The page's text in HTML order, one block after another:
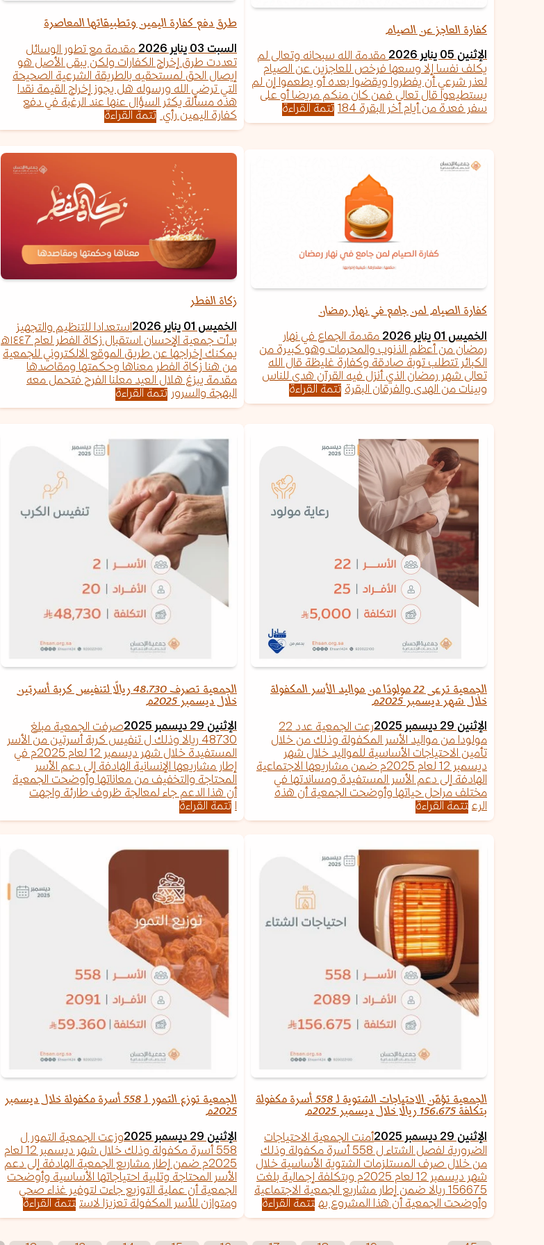
كفارة العاجز عن الصيام
الإثنين 05 يناير 2026
مقدمة الله سبحانه وتعالى لم
يكلف نفسا إلا وسعها فرخص للعاجزين عن الصيام
لعذر شرعي أن يفطروا ويقضوا بعده أو يطعموا إن لم
يستطيعوا قال تعالى فمن كان منكم مريضا أو على
سفر فعدة من أيام أخر البقرة 184
تتمة القراءة
طرق دفع كفارة اليمين وتطبيقاتها المعاصرة
السبت 03 يناير 2026
مقدمة مع تطور الوسائل
تعددت طرق إخراج الكفارات ولكن يبقى الأصل هو
إيصال الحق لمستحقيه بالطريقة الشرعية الصحيحة
التي ترضي الله ورسوله هل يجوز إخراج القيمة نقدا
هذه مسألة يكثر السؤال عنها عند الرغبة في دفع
كفارة اليمين رأي تتمة القراءة
كفارة الصيام لمن جامع في نهار رمضان
الخميس 01 يناير 2026
مقدمة الجماع في نهار
رمضان من أعظم الذنوب والمحرمات وهو كبيرة من
الكبائر تتطلب توبة صادقة وكفارة غليظة قال الله
تعالى شهر رمضان الذي أنزل فيه القرآن هدى للناس
وبينات من الهدى والفرقان البقرة تتمة القراءة
زكاة الفطر
الخميس 01 يناير 2026
استعدادا للتنظيم والتجهيز
بدأت جمعية الإحسان استقبال زكاة الفطر لعام ١٤٤7ه
يمكنك إخراجها عن طريق الموقع الالكتروني للجمعية
من هنا زكاة الفطر معناها وحكمتها ومقاصدها
مقدمة يبزغ هلال العيد معلنا الفرح فتحمل معه
البهجة والسرور تتمة القراءة
الجمعية ترعى 22 مولودًا من مواليد الأسر المكفولة
خلال شهر ديسمبر 2025م
الإثنين 29 ديسمبر 2025
رعت الجمعية عدد 22
مولودا من مواليد الأسر المكفولة وذلك من خلال
تأمين الاحتياجات الأساسية للمواليد خلال شهر
ديسمبر 12 لعام 2025م ضمن مشاريعها الاجتماعية
الهادفة إلى دعم الأسر المستفيدة ومساندتها في
مختلف مراحل حياتها وأوضحت الجمعية أن هذه
الرع تتمة القراءة
الجمعية تصرف 48,730 ريالًا لتنفيس كربة أسرتين
خلال ديسمبر 2025م
الإثنين 29 ديسمبر 2025
صرفت الجمعية مبلغ
48730 ريالا وذلك ل تنفيس كربة أسرتين من الأسر
المستفيدة خلال شهر ديسمبر 12 لعام 2025م في
إطار مشاريعها الإنسانية الهادفة إلى دعم الأسر
المحتاجة والتخفيف من معاناتها وأوضحت الجمعية
أن هذا الدعم جاء لمعالجة ظروف طارئة واجهت
ا تتمة القراءة
الجمعية تؤمّن الاحتياجات الشتوية لـ 558 أسرة مكفولة
بتكلفة 156,675 ريالًا خلال ديسمبر 2025م
الإثنين 29 ديسمبر 2025
أمنت الجمعية الاحتياجات
الضرورية لفصل الشتاء ل 558 أسرة مكفولة وذلك
من خلال صرف المستلزمات الشتوية الأساسية خلال
شهر ديسمبر 12 لعام 2025م وبتكلفة إجمالية بلغت
156675 ريالا ضمن إطار مشاريع الجمعية الاجتماعية
وأوضحت الجمعية أن هذا المشروع يه تتمة القراءة
الجمعية توزع التمور لـ 558 أسرة مكفولة خلال ديسمبر
2025م
الإثنين 29 ديسمبر 2025
وزعت الجمعية التمور ل
558 أسرة مكفولة وذلك خلال شهر ديسمبر 12 لعام
2025م ضمن إطار مشاريع الجمعية الهادفة إلى دعم
الأسر المحتاجة وتلبية احتياجاتها الأساسية وأوضحت
الجمعية أن عملية التوزيع جاءت لتوفير غذاء صحي
ومتوازن للأسر المكفولة تعزيزا لاست تتمة القراءة